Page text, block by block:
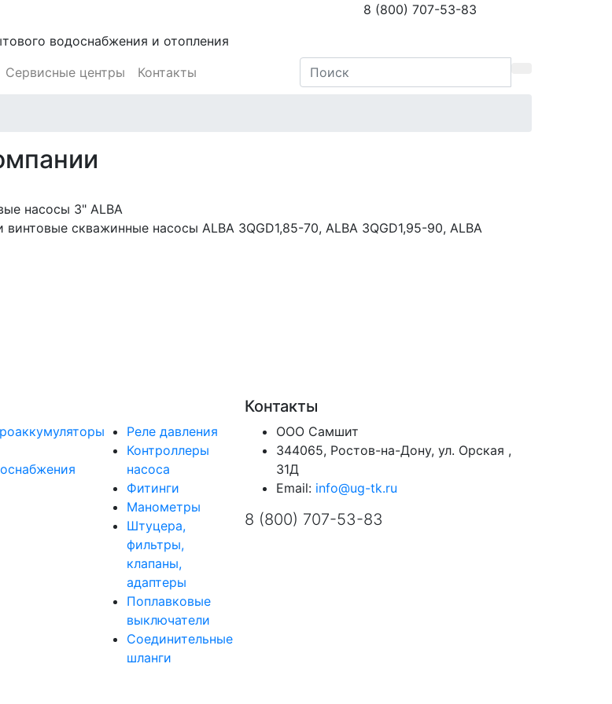
8 (800) 707-53-83
водоснабжения и отопления
Сервисные центры Контакты
насосы 3" ALBA
винтовые скважинные насосы ALBA 3QGD1,85-70, ALBA 3QGD1,95-90, ALBA
Реле давления
Контроллеры
насоса
Фитинги
Манометры
Штуцера,
фильтры,
клапаны,
адаптеры
Поплавковые
выключатели
Соединительные
шланги
Контакты
ООО Самшит
344065, Ростов-на-Дону, ул. Орская ,
31Д
Email: info@ug-tk.ru
8 (800) 707-53-83